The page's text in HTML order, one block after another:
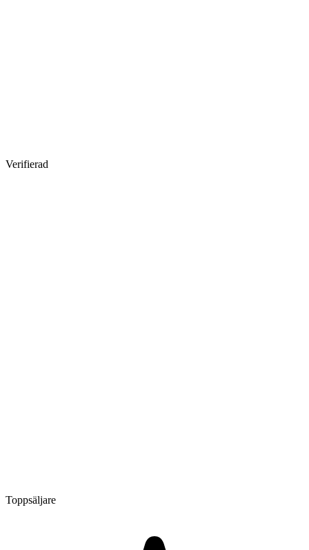
Verifierad
Toppsäljare